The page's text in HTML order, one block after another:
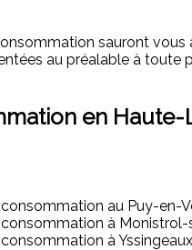
sauront
au préalable à toute
en Haute-
au Puy-en-
à Monistrol-
à